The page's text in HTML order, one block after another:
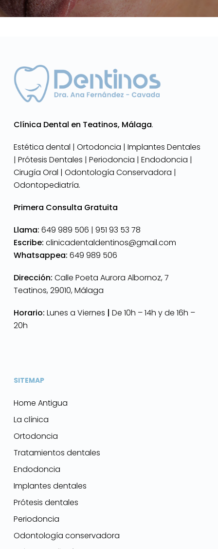
Clínica Dental en Teatinos, Málaga.
Estética dental | Ortodoncia | Implantes Dentales
| Prótesis Dentales | Periodoncia | Endodoncia |
Cirugía Oral | Odontología Conservadora |
Odontopediatría.
Primera Consulta Gratuita
Llama: 649 989 506 | 951 93 53 78
Escribe: clinicadentaldentinos@gmail.com
Whatsappea: 649 989 506
Dirección: Calle Poeta Aurora Albornoz, 7
Teatinos, 29010, Málaga
Horario: Lunes a Viernes | De 10h – 14h y de 16h –
20h
SITEMAP
Home Antigua
La clínica
Ortodoncia
Tratamientos dentales
Endodoncia
Implantes dentales
Prótesis dentales
Periodoncia
Odontología conservadora